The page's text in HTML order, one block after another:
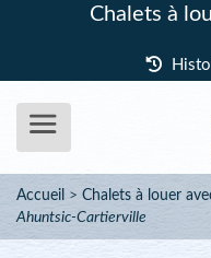
Chalets à
Accueil Chalets à louer
Ahuntsic-Cartierville